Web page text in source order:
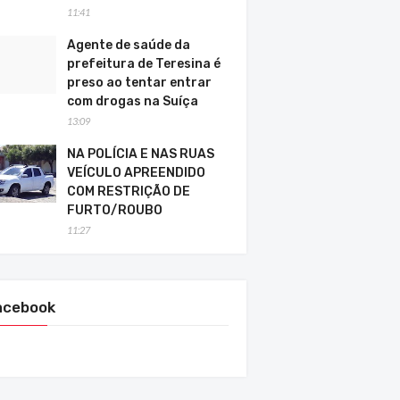
11:41
Agente de saúde da
prefeitura de Teresina é
preso ao tentar entrar
com drogas na Suíça
13:09
NA POLÍCIA E NAS RUAS
VEÍCULO APREENDIDO
COM RESTRIÇÃO DE
FURTO/ROUBO
11:27